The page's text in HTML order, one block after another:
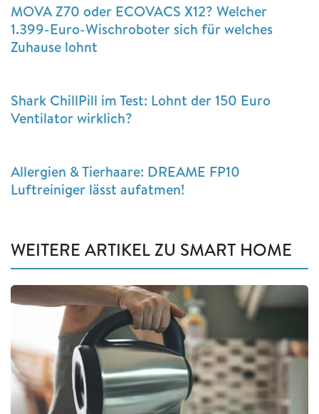
MOVA Z70 oder ECOVACS X12? Welcher
1.399-Euro-Wischroboter sich für welches
Zuhause lohnt
Shark ChillPill im Test: Lohnt der 150 Euro
Ventilator wirklich?
Allergien & Tierhaare: DREAME FP10
Luftreiniger lässt aufatmen!
WEITERE ARTIKEL ZU SMART HOME